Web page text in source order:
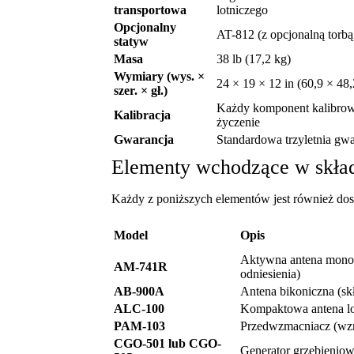
transportowa
lotniczego
Opcjonalny
statyw
AT-812 (z opcjonalną
Masa
38 lb (17,2 kg)
Wymiary (wys. ×
szer. × gł.)
24 × 19 × 12 in (60,9 ×
Kalibracja
Każdy komponent
życzenie
Gwarancja
Standardowa trzyletnia
Elementy wchodzące w
Każdy z poniższych elementów jest również
Model Opis
AM-741R
Aktywna antena
odniesienia)
AB-900A
Antena bikoniczna
ALC-100
Kompaktowa antena
PAM-103
Przedwzmacniacz
CGO-501 lub CGO-
Generator